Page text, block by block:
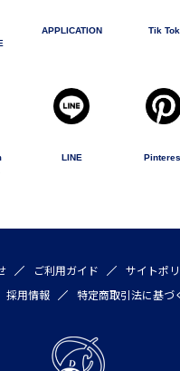
APPLICATION Tik Tok
LINE
ご利用ガイド
サイトポ
採用情報 特定商取引法に基づ